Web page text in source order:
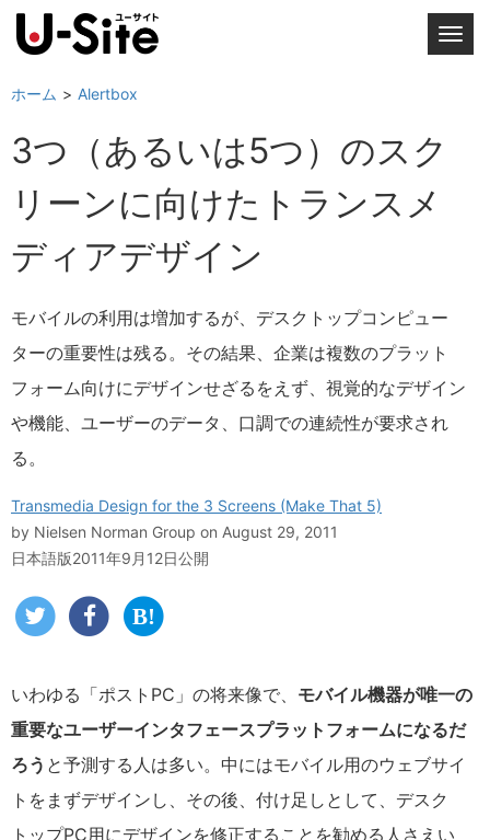
T
i
ホーム Alertbox
3つ（あるいは5つ）のスク
リーンに向けたトランスメ
ディアデザイン
モバイルの利用は増加するが、デスクトップコンピュー
ターの重要性は残る。その結果、企業は複数のプラット
フォーム向けにデザインせざるをえず、視覚的なデザイン
や機能、ユーザーのデータ、口調での連続性が要求され
る。
Transmedia Design for the 3 Screens (Make That 5)
by Nielsen Norman Group on August 29, 2011
日本語版2011年9月12日公開
いわゆる「ポストPC」の将来像で、 モバイル機器が唯一の
重要なユーザーインタフェースプラットフォームになるだ
ろう と予測する人は多い。中にはモバイル用のウェブサイ
トをまずデザインし、その後、付け足しとして、デスク
トップPC用にデザインを修正することを勧める人さえい